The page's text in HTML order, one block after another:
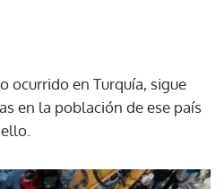
ocurrido en Turquía, sigue
en la población de ese país